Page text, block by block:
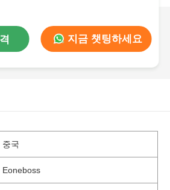
지금 챗팅하세요
중국
Eoneboss